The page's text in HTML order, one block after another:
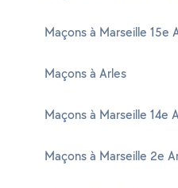
Maçons à Marseille 15e
Maçons à Arles
Maçons à Marseille 14e
Maçons à Marseille 2e